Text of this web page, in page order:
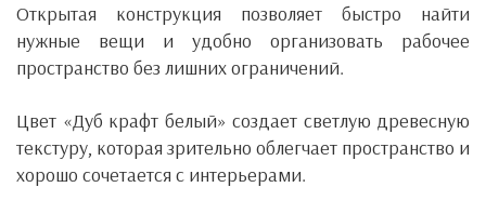
Открытая конструкция позволяет быстро найти
нужные вещи и удобно организовать рабочее
пространство без лишних ограничений.
Цвет «Дуб крафт белый» создает светлую древесную
текстуру, которая зрительно облегчает пространство и
хорошо сочетается с интерьерами.